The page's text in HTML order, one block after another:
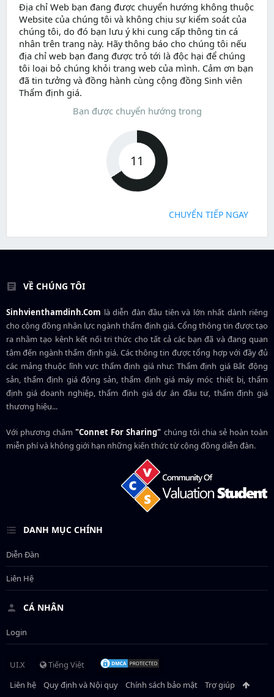
Địa chỉ Web bạn đang được chuyển hướng không thuộc
Website của chúng tôi và không chịu sự kiểm soát của
chúng tôi, do đó bạn lưu ý khi cung cấp thông tin cá
nhân trên trang này. Hãy thông báo cho chúng tôi nếu
địa chỉ web bạn đang được trỏ tới là độc hại để chúng
tôi loại bỏ chúng khỏi trang web của mình. Cảm ơn bạn
đã tin tưởng và đồng hành cùng cộng đồng Sinh viên
Thẩm định giá.
Bạn được chuyển hướng trong
11
CHUYỂN TIẾP NGAY
VỀ CHÚNG TÔI
Sinhvienthamdinh.Com là diễn đàn đầu tiên và lớn nhất dành riêng
cho cộng đồng nhân lực ngànhthẩm định giá. Cổng thông tin được tạo
ra nhằm tạo kênh kết nối tri thức cho tất cả các bạn đã và đang quan
tâm đến ngành thẩm định giá. Các thông tin được tổng hợp với đầy đủ
các mảng thuộc lĩnh vực thẩm định giá như: Thẩm định giá Bất động
sản, thẩm định giá động sản, thẩm định giá máy móc thiết bị, thẩm
định giá doanh nghiệp, thẩm định giá dự án đầu tư, thẩm định giá
thương hiệu...
Với phương châm"Connet For Sharing" chúng tôi chia sẻ hoàn toàn
miễn phí và không giới hạn những kiến thức từ cộng đồng diễn đàn.
DANH MỤC CHÍNH
Diễn Đàn
Liên Hệ
CÁ NHÂN
Login
UI.X
Tiếng Việt
Liên hệ
Quy định và Nội quy Chính sách bảo mật Trợ giúp